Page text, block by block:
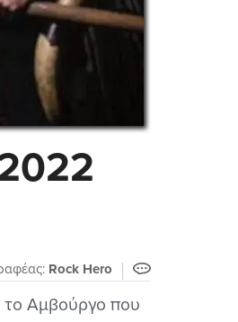
Rock Hero
το Αμβούργο που